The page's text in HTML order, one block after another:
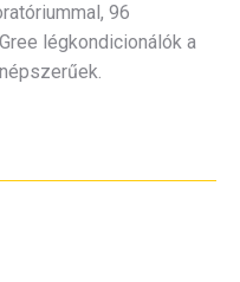
96
légkondicionálók a